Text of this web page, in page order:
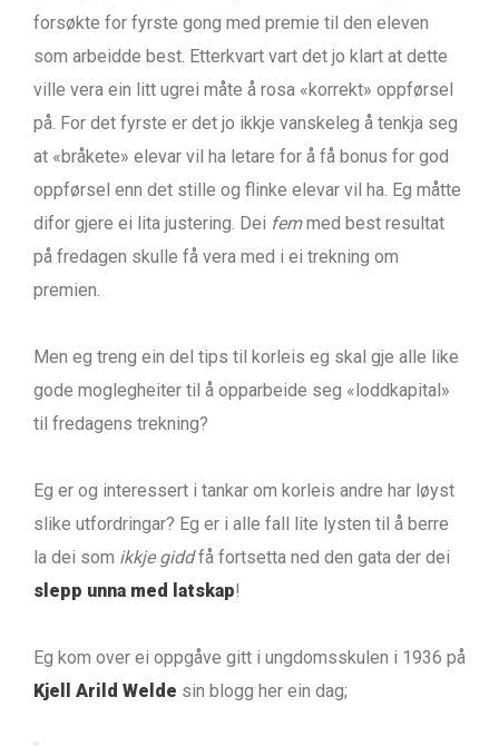
forsøkte for fyrste gong med premie til den eleven
som arbeidde best. Etterkvart vart det jo klart at dette
ville vera ein litt ugrei måte å rosa «korrekt» oppførsel
på. For det fyrste er det jo ikkje vanskeleg å tenkja seg
at «bråkete» elevar vil ha letare for å få bonus for god
oppførsel enn det stille og flinke elevar vil ha. Eg måtte
difor gjere ei lita justering. Dei femmed best resultat
på fredagen skulle få vera med i ei trekning om
premien.
Men eg treng ein del tips til korleis eg skal gje alle like
gode moglegheiter til å opparbeide seg «loddkapital»
til fredagens trekning?
Eg er og interessert i tankar om korleis andre har løyst
slike utfordringar? Eg er i alle fall lite lysten til å berre
la dei som ikkje giddfå fortsetta ned den gata der dei
slepp unna med latskap!
Eg kom over ei oppgåve gitt i ungdomsskulen i 1936 på
Kjell Arild Welde sin blogg her ein dag;